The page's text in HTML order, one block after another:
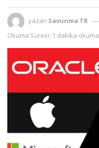
yazan Savunma TR
Okuma Süresi: 1 dakika okuma